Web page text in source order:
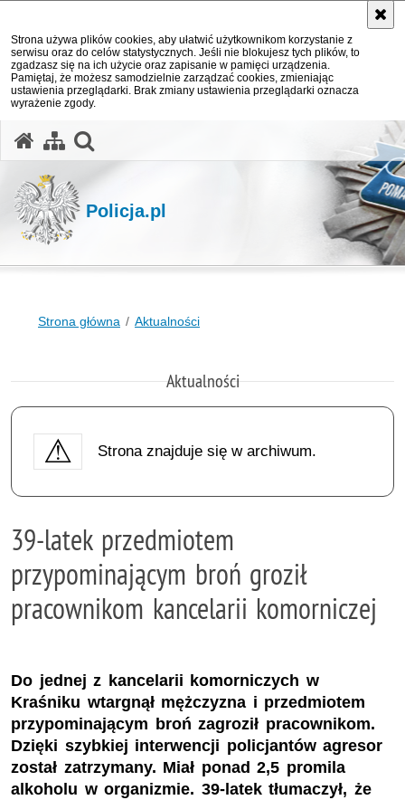
Strona używa plików cookies, aby ułatwić użytkownikom korzystanie z
serwisu oraz do celów statystycznych. Jeśli nie blokujesz tych plików, to
zgadzasz się na ich użycie oraz zapisanie w pamięci urządzenia.
Pamiętaj, że możesz samodzielnie zarządzać cookies, zmieniając
ustawienia przeglądarki. Brak zmiany ustawienia przeglądarki oznacza
wyrażenie zgody.
Policja.pl
Strona główna Aktualności
Aktualności
Strona znajduje się w archiwum.
39-latek przedmiotem
przypominającym broń groził
pracownikom kancelarii komorniczej
Do jednej z kancelarii komorniczych w
Kraśniku wtargnął mężczyzna i przedmiotem
przypominającym broń zagroził pracownikom.
Dzięki szybkiej interwencji policjantów agresor
został zatrzymany. Miał ponad 2,5 promila
alkoholu w organizmie. 39-latek tłumaczył, że